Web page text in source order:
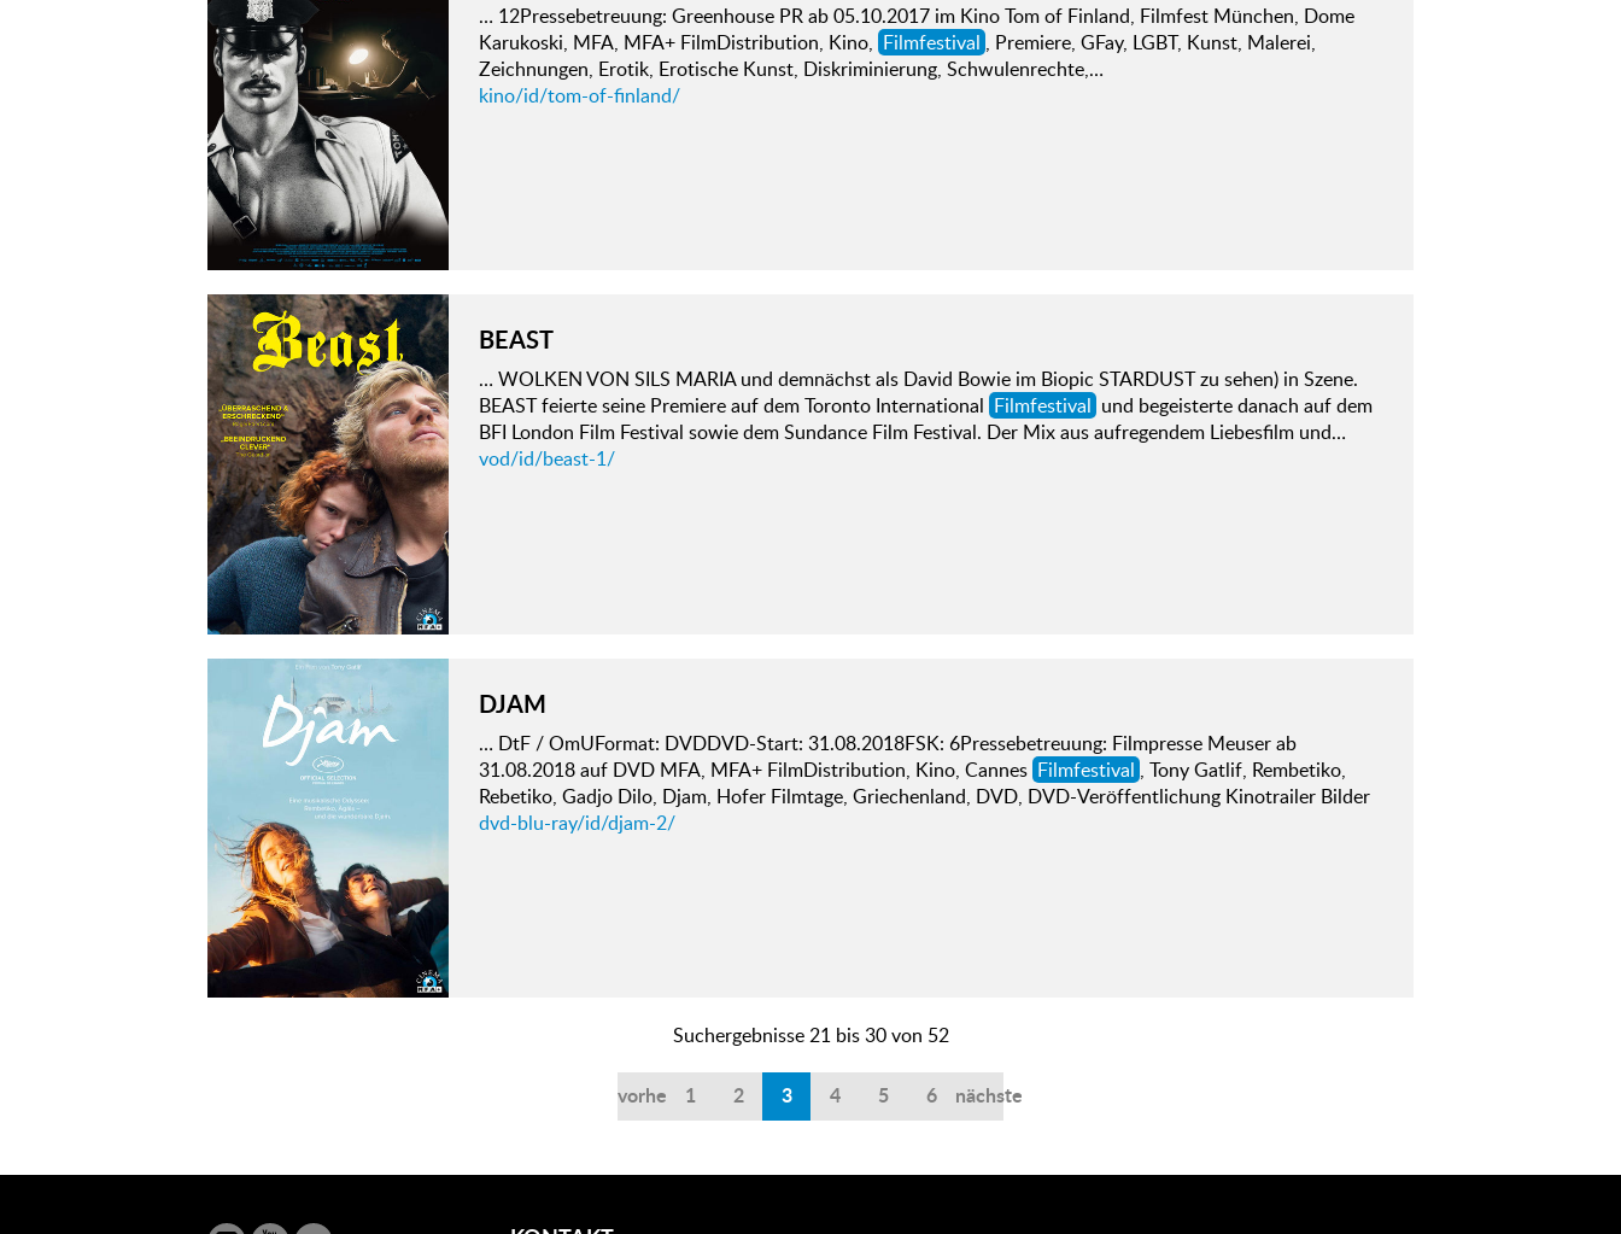
… 12Pressebetreuung: Greenhouse PR ab 05.10.2017 im Kino Tom of Finland, Filmfest München, Dome
Karukoski, MFA, MFA+ FilmDistribution, Kino, Filmfestival , Premiere, GFay, LGBT, Kunst, Malerei,
Zeichnungen, Erotik, Erotische Kunst, Diskriminierung, Schwulenrechte,…
kino/id/tom-of-finland/
BEAST
… WOLKEN VON SILS MARIA und demnächst als David Bowie im Biopic STARDUST zu sehen) in Szene.
BEAST feierte seine Premiere auf dem Toronto International Filmfestival und begeisterte danach auf dem
BFI London Film Festival sowie dem Sundance Film Festival. Der Mix aus aufregendem Liebesfilm und…
vod/id/beast-1/
DJAM
… DtF / OmUFormat: DVDDVD-Start: 31.08.2018FSK: 6Pressebetreuung: Filmpresse Meuser ab
31.08.2018 auf DVD MFA, MFA+ FilmDistribution, Kino, Cannes Filmfestival , Tony Gatlif, Rembetiko,
Rebetiko, Gadjo Dilo, Djam, Hofer Filmtage, Griechenland, DVD, DVD-Veröffentlichung Kinotrailer Bilder
dvd-blu-ray/id/djam-2/
Suchergebnisse 21 bis 30 von 52
vorherige
1 2 3 4 5 6 nächste